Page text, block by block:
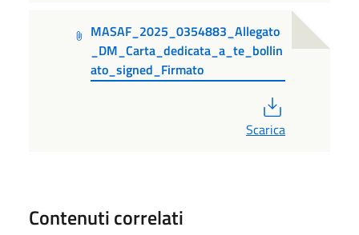
MASAF_2025_0354883_Allegato
_DM_Carta_dedicata_a_te_bollin
ato_signed_Firmato
Scarica
Contenuti correlati